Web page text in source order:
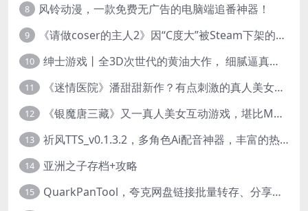
8 风铃动漫，一款免费无广告的电脑端追番神器！
9 《请做coser的主人2》因“C度大”被Steam下架的真人美女互动游戏！
10 绅士游戏丨全3D次世代的黄油大作， 细腻逼真的双人互动狂想曲！
11 《迷情医院》潘甜甜新作？有点刺激的真人美女互动游戏
12 《银魔唐三藏》又一真人美女互动游戏，堪比M豆！
13 祈风TTS_v0.1.3.2，多角色Ai配音神器，丰富的热门音色
14 亚洲之子存档+攻略
15 QuarkPanTool，夸克网盘链接批量转存、分享和下载工具